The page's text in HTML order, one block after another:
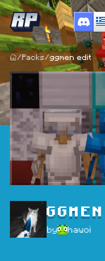
/ Packs/ggmen edit
by hawoi